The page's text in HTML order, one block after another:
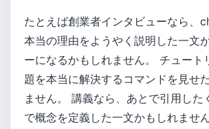
たとえば創業者インタビューなら、
本当の理由をようやく説明した一文
ーになるかもしれません。 チュート
題を本当に解決するコマンドを見せ
ません。 講義なら、あとで引用した
で概念を定義した一文かもしれません